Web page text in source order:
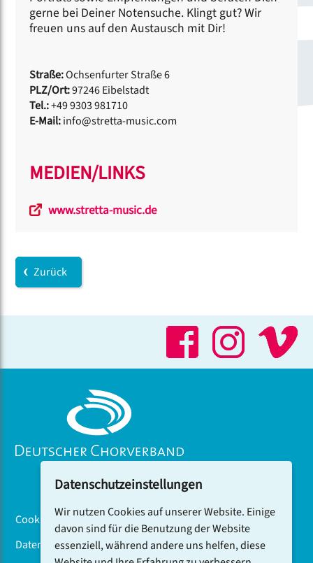
gerne bei Deiner Notensuche. Klingt gut? Wir
freuen uns auf den Austausch mit Dir!
Straße:Ochsenfurter Straße 6
PLZ/Ort:97246 Eibelstadt
Tel.:+49 9303 981710
E-Mail:info@stretta-music.com
MEDIEN/LINKS
www.stretta-music.de
Zurück
Cookiebanner
Datenschutz
Datenschutzeinstellungen
Wir nutzen Cookies auf unserer Website. Einige
davon sind für die Benutzung der Website
essenziell, während andere uns helfen, diese